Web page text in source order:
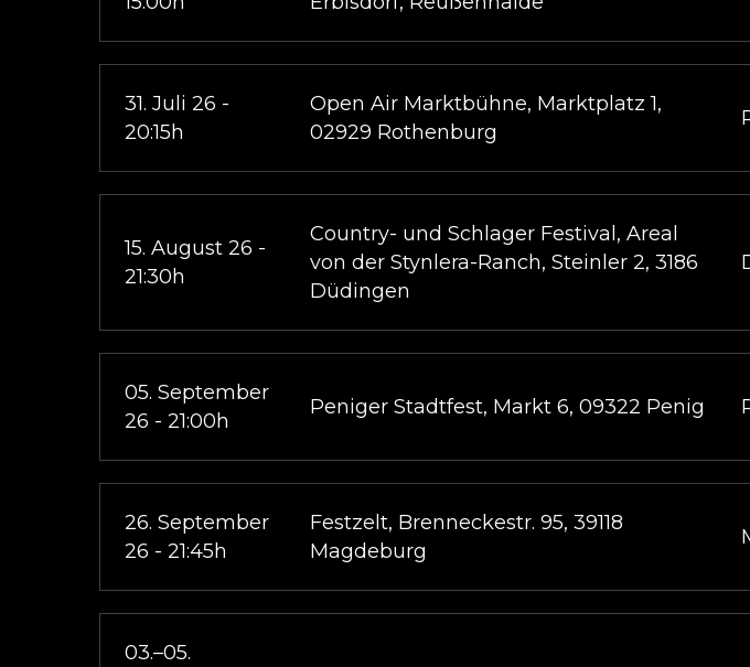
31. Juli 26 -
20:15h
Open Air Marktbühne, Marktplatz 1,
02929 Rothenburg
15. August 26 -
21:30h
Country- und Schlager Festival, Areal
von der Stynlera-Ranch, Steinler 2, 3186
Düdingen
05. September
26 - 21:00h
Peniger Stadtfest, Markt 6, 09322 Penig
26. September
26 - 21:45h
Festzelt, Brenneckestr. 95, 39118
Magdeburg
03.–05.